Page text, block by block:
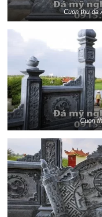
Cuon thu da
Cuon